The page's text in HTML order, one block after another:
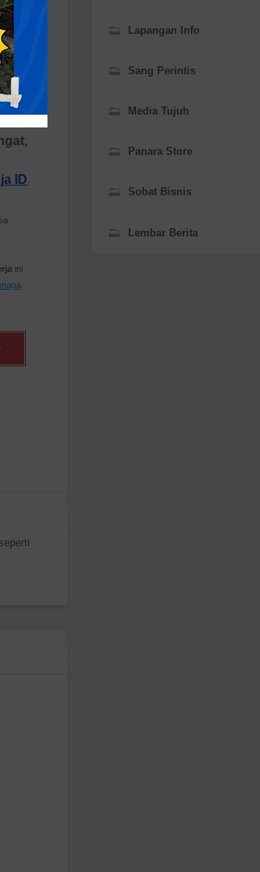
ID
ini
Lapangan Info
Sang Perintis
Media Tujuh
Panara Store
Sobat Bisnis
Lembar Berita